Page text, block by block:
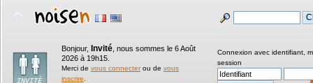
Bonjour, Invité nous sommes le 6 Août
2026 à 19h15.
Merci de vous connecterou de vous
inscrire
Connexion avec identifiant,
session